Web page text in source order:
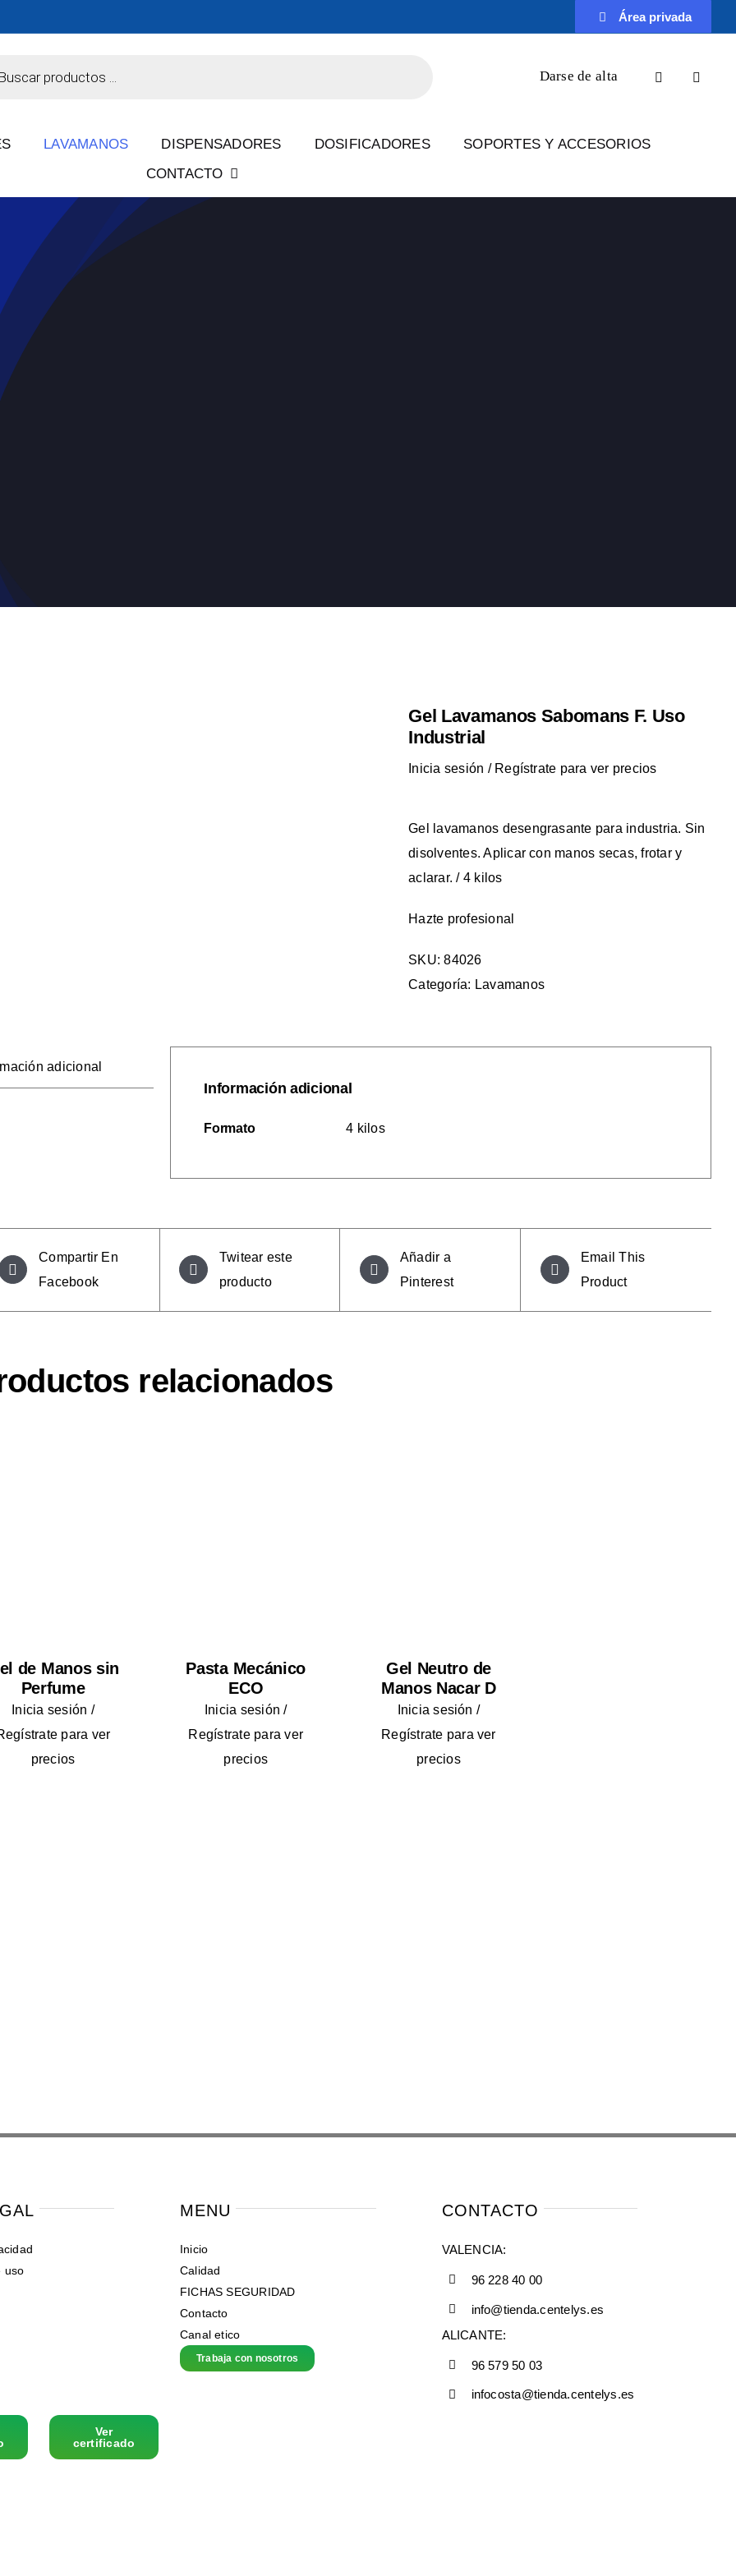
Área privada
Darse de alta
LAVAMANOS DISPENSADORES DOSIFICADORES
SOPORTES Y ACCESORIOS
CONTACTO
Gel Lavamanos Sabomans F. Uso
Industrial
Inicia sesión / Regístrate para ver precios
Gel lavamanos desengrasante para industria. Sin
disolventes. Aplicar con manos secas, frotar y
aclarar. / 4 kilos
Hazte profesional
SKU:84026
Categoría: Lavamanos
adicional
Información adicional
Formato 4 kilos
Compartir En
Facebook
Twitear este
producto
Añadir a
Pinterest
Email This
Product
relacionados
de Manos sin
Perfume
Inicia sesión /
para ver
precios
Pasta Mecánico
ECO
Inicia sesión /
Regístrate para ver
precios
Gel Neutro de
Manos Nacar D
Inicia sesión /
Regístrate para ver
precios
uso
Ver
certificado
MENU
Inicio
Calidad
FICHAS SEGURIDAD
Contacto
Canal etico
Trabaja con nosotros
CONTACTO
VALENCIA:
96 228 40 00
info@tienda.centelys.es
ALICANTE:
96 579 50 03
infocosta@tienda.centelys.es